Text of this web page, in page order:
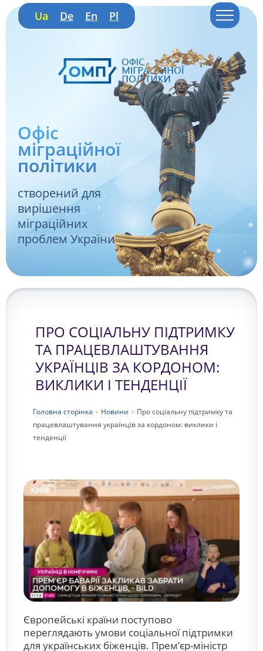
Ua De En Pl
Офіс
міграційної
політики
створений для
вирішення
міграційних
проблем України
ПРО СОЦІАЛЬНУ ПІДТРИМКУ
ТА ПРАЦЕВЛАШТУВАННЯ
УКРАЇНЦІВ ЗА КОРДОНОМ:
ВИКЛИКИ І ТЕНДЕНЦІЇ
Головна сторiнка › Новини › Про соціальну підтримку та
працевлаштування українців за кордоном: виклики і
тенденції
Європейські країни поступово
переглядають умови соціальної підтримки
для українських біженців. Прем’єр-міністр